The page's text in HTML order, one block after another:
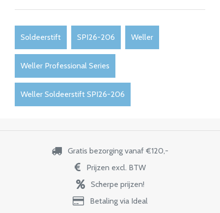
Soldeerstift SPI26-206 Weller
Weller Professional Series
Weller Soldeerstift SPI26-206
Gratis bezorging vanaf €120,-
Prijzen excl. BTW
Scherpe prijzen!
Betaling via Ideal